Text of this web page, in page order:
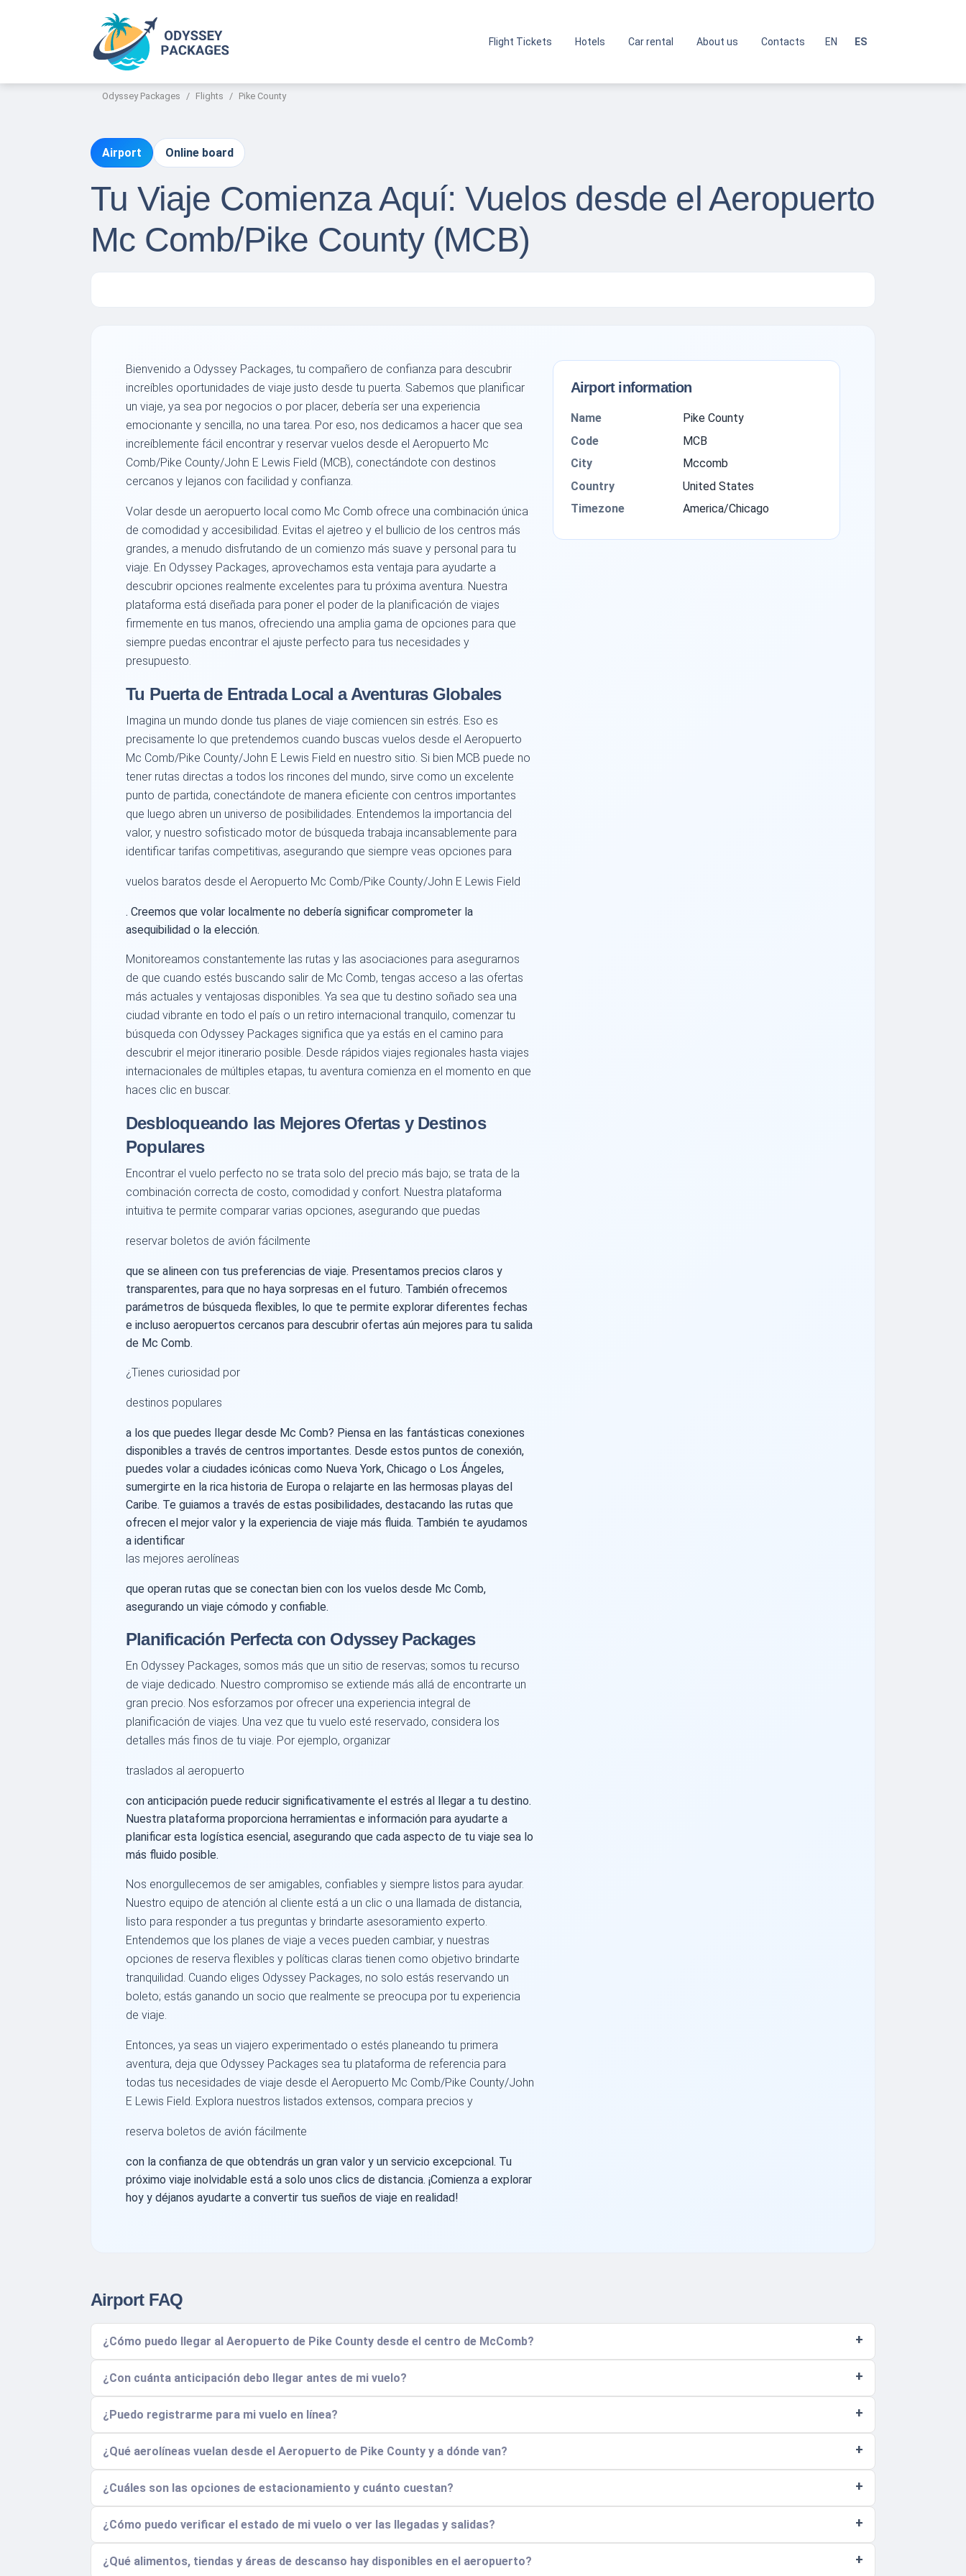
Flight Tickets Hotels Car rental About us Contacts EN ES
Odyssey Packages Flights Pike County
Airport Online board
Tu Viaje Comienza Aquí: Vuelos desde el Aeropuerto
Mc Comb/Pike County (MCB)
Bienvenido a Odyssey Packages, tu compañero de confianza para descubrir
increíbles oportunidades de viaje justo desde tu puerta. Sabemos que planificar
un viaje, ya sea por negocios o por placer, debería ser una experiencia
emocionante y sencilla, no una tarea. Por eso, nos dedicamos a hacer que sea
increíblemente fácil encontrar y reservar vuelos desde el Aeropuerto Mc
Comb/Pike County/John E Lewis Field (MCB), conectándote con destinos
cercanos y lejanos con facilidad y confianza.
Volar desde un aeropuerto local como Mc Comb ofrece una combinación única
de comodidad y accesibilidad. Evitas el ajetreo y el bullicio de los centros más
grandes, a menudo disfrutando de un comienzo más suave y personal para tu
viaje. En Odyssey Packages, aprovechamos esta ventaja para ayudarte a
descubrir opciones realmente excelentes para tu próxima aventura. Nuestra
plataforma está diseñada para poner el poder de la planificación de viajes
firmemente en tus manos, ofreciendo una amplia gama de opciones para que
siempre puedas encontrar el ajuste perfecto para tus necesidades y
presupuesto.
Tu Puerta de Entrada Local a Aventuras Globales
Imagina un mundo donde tus planes de viaje comiencen sin estrés. Eso es
precisamente lo que pretendemos cuando buscas vuelos desde el Aeropuerto
Mc Comb/Pike County/John E Lewis Field en nuestro sitio. Si bien MCB puede no
tener rutas directas a todos los rincones del mundo, sirve como un excelente
punto de partida, conectándote de manera eficiente con centros importantes
que luego abren un universo de posibilidades. Entendemos la importancia del
valor, y nuestro sofisticado motor de búsqueda trabaja incansablemente para
identificar tarifas competitivas, asegurando que siempre veas opciones para
vuelos baratos desde el Aeropuerto Mc Comb/Pike County/John E Lewis Field
. Creemos que volar localmente no debería significar comprometer la
asequibilidad o la elección.
Monitoreamos constantemente las rutas y las asociaciones para asegurarnos
de que cuando estés buscando salir de Mc Comb, tengas acceso a las ofertas
más actuales y ventajosas disponibles. Ya sea que tu destino soñado sea una
ciudad vibrante en todo el país o un retiro internacional tranquilo, comenzar tu
búsqueda con Odyssey Packages significa que ya estás en el camino para
descubrir el mejor itinerario posible. Desde rápidos viajes regionales hasta viajes
internacionales de múltiples etapas, tu aventura comienza en el momento en que
haces clic en buscar.
Desbloqueando las Mejores Ofertas y Destinos
Populares
Encontrar el vuelo perfecto no se trata solo del precio más bajo; se trata de la
combinación correcta de costo, comodidad y confort. Nuestra plataforma
intuitiva te permite comparar varias opciones, asegurando que puedas
reservar boletos de avión fácilmente
que se alineen con tus preferencias de viaje. Presentamos precios claros y
transparentes, para que no haya sorpresas en el futuro. También ofrecemos
parámetros de búsqueda flexibles, lo que te permite explorar diferentes fechas
e incluso aeropuertos cercanos para descubrir ofertas aún mejores para tu salida
de Mc Comb.
¿Tienes curiosidad por
destinos populares
a los que puedes llegar desde Mc Comb? Piensa en las fantásticas conexiones
disponibles a través de centros importantes. Desde estos puntos de conexión,
puedes volar a ciudades icónicas como Nueva York, Chicago o Los Ángeles,
sumergirte en la rica historia de Europa o relajarte en las hermosas playas del
Caribe. Te guiamos a través de estas posibilidades, destacando las rutas que
ofrecen el mejor valor y la experiencia de viaje más fluida. También te ayudamos
a identificar
las mejores aerolíneas
que operan rutas que se conectan bien con los vuelos desde Mc Comb,
asegurando un viaje cómodo y confiable.
Planificación Perfecta con Odyssey Packages
En Odyssey Packages, somos más que un sitio de reservas; somos tu recurso
de viaje dedicado. Nuestro compromiso se extiende más allá de encontrarte un
gran precio. Nos esforzamos por ofrecer una experiencia integral de
planificación de viajes. Una vez que tu vuelo esté reservado, considera los
detalles más finos de tu viaje. Por ejemplo, organizar
traslados al aeropuerto
con anticipación puede reducir significativamente el estrés al llegar a tu destino.
Nuestra plataforma proporciona herramientas e información para ayudarte a
planificar esta logística esencial, asegurando que cada aspecto de tu viaje sea lo
más fluido posible.
Nos enorgullecemos de ser amigables, confiables y siempre listos para ayudar.
Nuestro equipo de atención al cliente está a un clic o una llamada de distancia,
listo para responder a tus preguntas y brindarte asesoramiento experto.
Entendemos que los planes de viaje a veces pueden cambiar, y nuestras
opciones de reserva flexibles y políticas claras tienen como objetivo brindarte
tranquilidad. Cuando eliges Odyssey Packages, no solo estás reservando un
boleto; estás ganando un socio que realmente se preocupa por tu experiencia
de viaje.
Entonces, ya seas un viajero experimentado o estés planeando tu primera
aventura, deja que Odyssey Packages sea tu plataforma de referencia para
todas tus necesidades de viaje desde el Aeropuerto Mc Comb/Pike County/John
E Lewis Field. Explora nuestros listados extensos, compara precios y
reserva boletos de avión fácilmente
con la confianza de que obtendrás un gran valor y un servicio excepcional. Tu
próximo viaje inolvidable está a solo unos clics de distancia. ¡Comienza a explorar
hoy y déjanos ayudarte a convertir tus sueños de viaje en realidad!
Airport information
Name
Pike County
Code
MCB
City
Mccomb
Country
United States
Timezone
America/Chicago
Airport FAQ
¿Cómo puedo llegar al Aeropuerto de Pike County desde el centro de McComb?
¿Con cuánta anticipación debo llegar antes de mi vuelo?
¿Puedo registrarme para mi vuelo en línea?
¿Qué aerolíneas vuelan desde el Aeropuerto de Pike County y a dónde van?
¿Cuáles son las opciones de estacionamiento y cuánto cuestan?
¿Cómo puedo verificar el estado de mi vuelo o ver las llegadas y salidas?
¿Qué alimentos, tiendas y áreas de descanso hay disponibles en el aeropuerto?